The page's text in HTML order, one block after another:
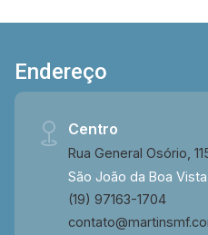
Endereço
Centro
Rua General Osório,
São João da Boa
(19) 97163-1704